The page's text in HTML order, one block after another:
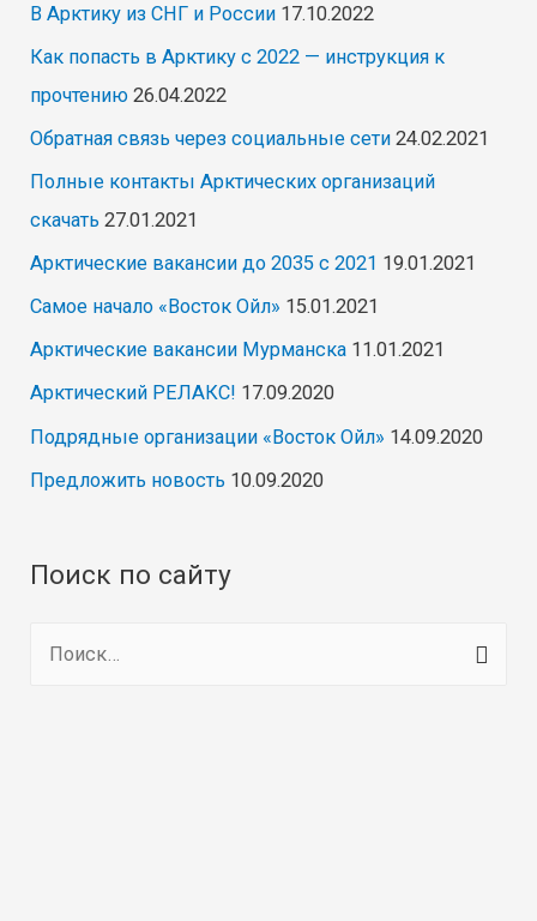
В Арктику из СНГ и России 17.10.2022
Как попасть в Арктику с 2022 — инструкция к
прочтению 26.04.2022
Обратная связь через социальные сети 24.02.2021
Полные контакты Арктических организаций
скачать 27.01.2021
Арктические вакансии до 2035 с 2021 19.01.2021
Самое начало «Восток Ойл» 15.01.2021
Арктические вакансии Мурманска 11.01.2021
Арктический РЕЛАКС! 17.09.2020
Подрядные организации «Восток Ойл» 14.09.2020
Предложить новость 10.09.2020
Поиск по сайту